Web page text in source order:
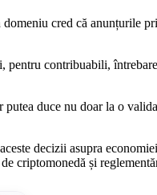
cred că anunțurile
pentru contribuabili,
duce nu doar la o
decizii asupra
criptomonedă și